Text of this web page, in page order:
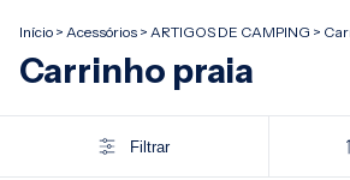
Início > Acessórios > ARTIGOS DE CAMPING >
Carrinho praia
Filtrar